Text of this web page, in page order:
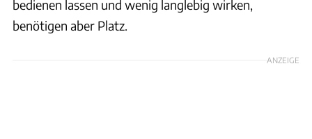
bedienen lassen und wenig langlebig wirken,
benötigen aber Platz.
ANZEIGE